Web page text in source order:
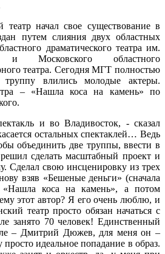
театр начал свое существование в
путем слияния двух областных
драматического театра им.
Московского областного
театра. Сегодня МГТ полностью
влились молодые актеры.
– «Нашла коса на камень» по
и во Владивосток, - сказал
остальных спектаклей… Ведь
объединить две труппы, ввести в
сделать масштабный проект и
Сделал свою инсценировку из трех
взяв «Бешеные деньги» (сначала
«Нашла коса на камень», а потом
этот автор? Я его очень люблю, и
театр просто обязан начаться с
занято 70 человек! Единственный
– Дмитрий Дюжев, для меня он –
идеальное попадание в образ.